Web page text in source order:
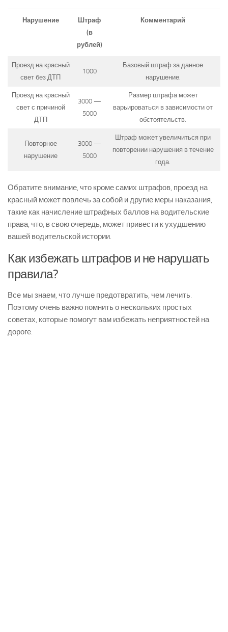
Нарушение
Штраф
(в
рублей)
Комментарий
Проезд на красный
свет без ДТП
1000
Базовый штраф за данное
нарушение.
Проезд на красный
свет с причиной
ДТП
3000 —
5000
Размер штрафа может
варьироваться в зависимости от
обстоятельств.
Повторное
нарушение
3000 —
5000
Штраф может увеличиться при
повторении нарушения в течение
года.
Обратите внимание, что кроме самих штрафов, проезд на
красный может повлечь за собой и другие меры наказания,
такие как начисление штрафных баллов на водительские
права, что, в свою очередь, может привести к ухудшению
вашей водительской истории.
Как избежать штрафов и не нарушать
правила?
Все мы знаем, что лучше предотвратить, чем лечить.
Поэтому очень важно помнить о нескольких простых
советах, которые помогут вам избежать неприятностей на
дороге.